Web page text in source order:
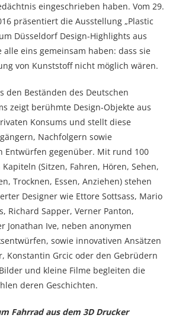
eingeschrieben haben. Vom 29.
präsentiert die Ausstellung „Plastic
Düsseldorf Design-Highlights aus
alle eins gemeinsam haben: dass sie
von Kunststoff nicht möglich wären.
den Beständen des Deutschen
zeigt berühmte Design-Objekte aus
Konsums und stellt diese
Nachfolgern sowie
Entwürfen gegenüber. Mit rund 100
(Sitzen, Fahren, Hören, Sehen,
Trocknen, Essen, Anziehen) stehen
Designer wie Ettore Sottsass, Mario
Richard Sapper, Verner Panton,
Jonathan Ive, neben anonymen
sowie innovativen Ansätzen
Konstantin Grcic oder den Gebrüdern
und kleine Filme begleiten die
deren Geschichten.
Fahrrad aus dem 3D Drucker